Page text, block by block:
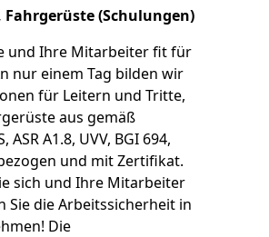
(Schulungen)
und Ihre Mitarbeiter fit für
nur einem Tag bilden wir
für Leitern und Tritte,
aus gemäß
ASR A1.8, UVV, BGI 694,
und mit Zertifikat.
sich und Ihre Mitarbeiter
Sie die Arbeitssicherheit in
Die